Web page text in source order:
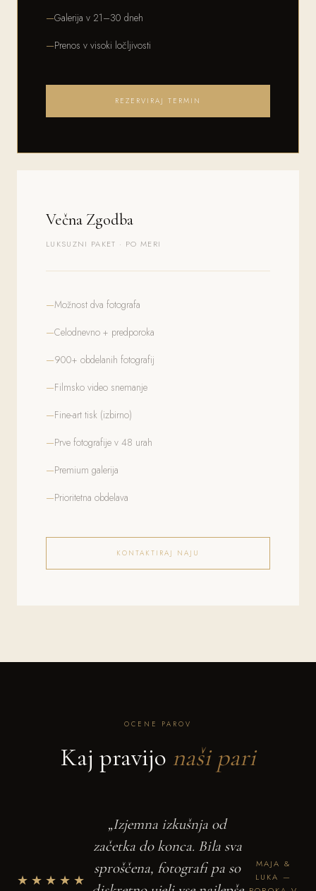
Galerija v 21–30 dneh
Prenos v visoki ločljivosti
REZERVIRAJ TERMIN
Večna Zgodba
LUKSUZNI PAKET · PO MERI
Možnost dva fotografa
Celodnevno + predporoka
900+ obdelanih fotografij
Filmsko video snemanje
Fine-art tisk (izbirno)
Prve fotografije v 48 urah
Premium galerija
Prioritetna obdelava
KONTAKTIRAJ NAJU
OCENE PAROV
Kaj pravijo naši pari
★★★★★
„Izjemna izkušnja od
začetka do konca. Bila sva
sproščena, fotografi pa so
MAJA &
LUKA —